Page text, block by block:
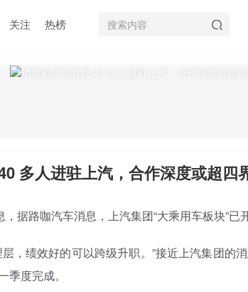
关注 热榜
多人进驻上汽，合作深度或超四
据路咖汽车消息，上汽集团“大乘用车板块”已
，绩效好的可以跨级升职。”接近上汽集团的
季度完成。